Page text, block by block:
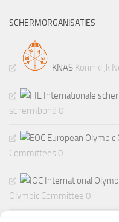
SCHERMORGANISATIES
KNAS Koninklijk
schermbond 0
Committees 0
Olympic Committee 0